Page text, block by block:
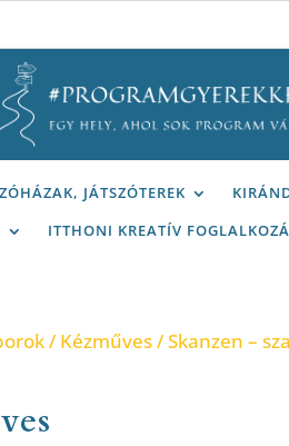
JÁTSZÓTEREK
ITTHONI KREATÍV
/Kézműves/ Skanzen –